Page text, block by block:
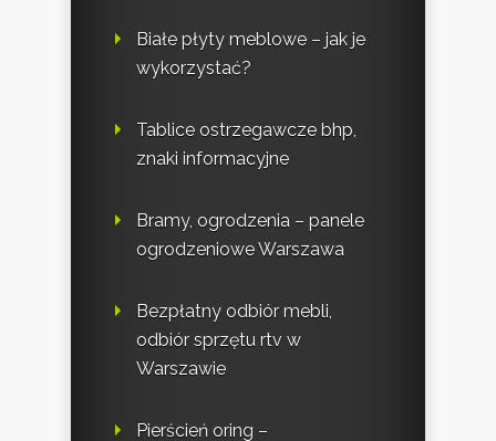
Białe płyty meblowe – jak je
wykorzystać?
Tablice ostrzegawcze bhp,
znaki informacyjne
Bramy, ogrodzenia – panele
ogrodzeniowe Warszawa
Bezpłatny odbiór mebli,
odbiór sprzętu rtv w
Warszawie
Pierścień oring –